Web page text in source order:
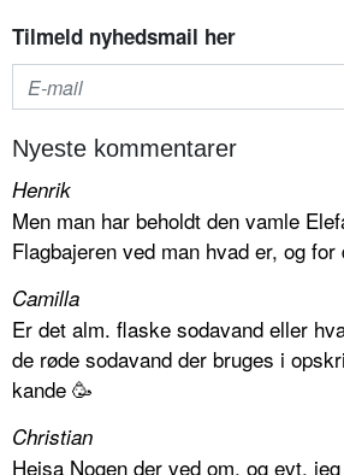
Tilmeld nyhedsmail her
Nyeste kommentarer
Henrik
Men man har beholdt den vamle
Flagbajeren ved man hvad er, og for
Camilla
Er det alm. flaske sodavand eller
de røde sodavand der bruges i
kande 🥳
Christian
Hejsa Nogen der ved om, og evt.